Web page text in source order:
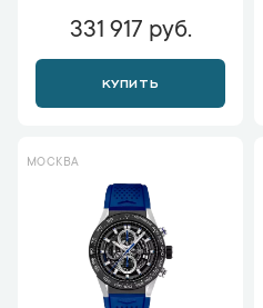
331 917 руб.
КУПИТЬ
МОСКВА